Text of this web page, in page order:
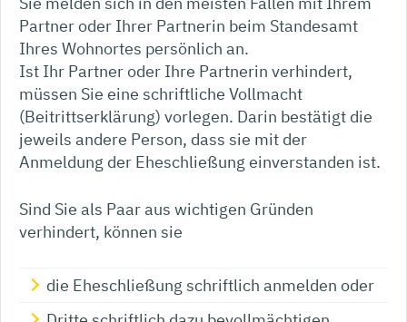
Partner oder Ihrer Partnerin beim Standesamt
Ihres Wohnortes persönlich an.
Ist Ihr Partner oder Ihre Partnerin verhindert,
müssen Sie eine schriftliche Vollmacht
(Beitrittserklärung) vorlegen. Darin bestätigt die
jeweils andere Person, dass sie mit der
Anmeldung der Eheschließung einverstanden ist.
Sind Sie als Paar aus wichtigen Gründen
verhindert, können sie
die Eheschließung schriftlich anmelden oder